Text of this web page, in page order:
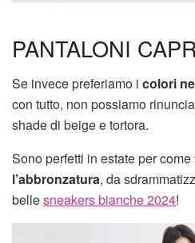
PANTALONI
Se invece preferiamo i colori
con tutto, non possiamo
shade di beige e tortora.
Sono perfetti in estate per come
l’abbronzatura, da
bellesneakers bianche 2024!